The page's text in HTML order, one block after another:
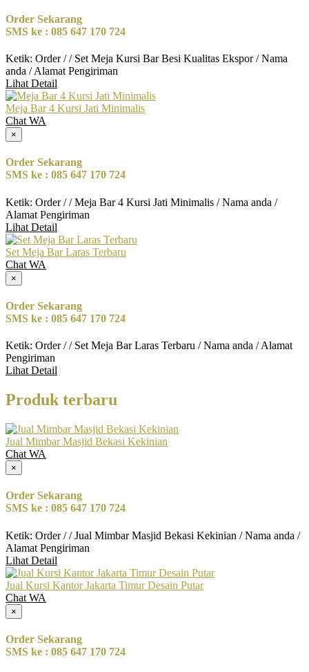
Order Sekarang
SMS ke : 085 647 170 724
Ketik: Order / / Set Meja Kursi Bar Besi Kualitas Ekspor / Nama
anda / Alamat Pengiriman
Lihat Detail
Meja Bar 4 Kursi Jati Minimalis
Chat WA
×
Order Sekarang
SMS ke : 085 647 170 724
Ketik: Order / / Meja Bar 4 Kursi Jati Minimalis / Nama anda /
Alamat Pengiriman
Lihat Detail
Set Meja Bar Laras Terbaru
Chat WA
×
Order Sekarang
SMS ke : 085 647 170 724
Ketik: Order / / Set Meja Bar Laras Terbaru / Nama anda / Alamat
Pengiriman
Lihat Detail
Produk terbaru
Jual Mimbar Masjid Bekasi Kekinian
Chat WA
×
Order Sekarang
SMS ke : 085 647 170 724
Ketik: Order / / Jual Mimbar Masjid Bekasi Kekinian / Nama anda /
Alamat Pengiriman
Lihat Detail
Jual Kursi Kantor Jakarta Timur Desain Putar
Chat WA
×
Order Sekarang
SMS ke : 085 647 170 724